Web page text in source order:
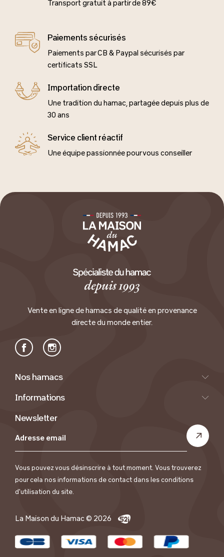
Transport gratuit à partir de 89€
Paiements sécurisés
Paiements par CB & Paypal sécurisés par
certificats SSL
Importation directe
Une tradition du hamac, partagée depuis plus de
30 ans
Service client réactif
Une équipe passionnée pour vous conseiller
Vente en ligne de hamacs de qualité en provenance
directe du monde entier.
FacebookInstagram
Nos hamacs
Informations
Newsletter
Vous pouvez vous désinscrire à tout moment. Vous trouverez
pour cela nos informations de contact dans les conditions
d'utilisation du site.
La Maison du Hamac © 2026